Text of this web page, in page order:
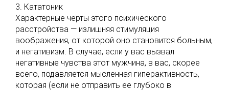
3. Кататоник
Характерные черты этого психического
расстройства — излишняя стимуляция
воображения, от которой оно становится больным,
и негативизм. В случае, если у вас вызвал
негативные чувства этот мужчина, в вас, скорее
всего, подавляется мысленная гиперактивность,
которая (если не отправить ее глубоко в